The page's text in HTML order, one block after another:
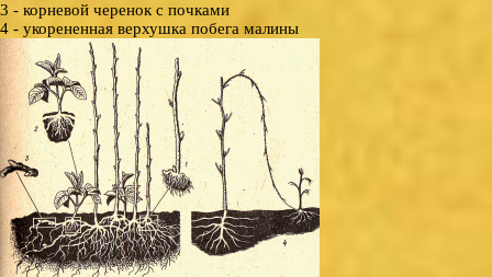
3 - корневой черенок с почками
4 - укорененная верхушка побега малины